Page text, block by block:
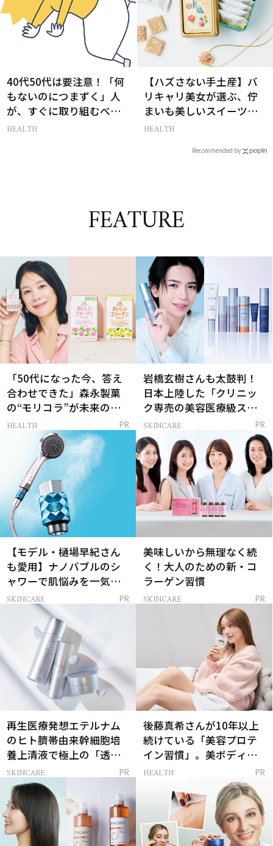
40代50代は要注意！「何
もないのにつまずく」人
が、すぐに取り組むべき
こと5選［医師監修］
HEALTH
【ハズさない手土産】バ
リキャリ美女が選ぶ、佇
まいも美しいスイーツギ
フト3選
HEALTH
Recommended by
FEATURE
「50代になった今、答え
合わせできた」森永製菓
の“モリコラ”が未来のキ
レイを連れてくる！
HEALTH PR
岩橋玄樹さんも太鼓判！
日本上陸した「クリニッ
ク専売の美容医療級スキ
ンケア」
SKINCARE PR
【モデル・樋場早紀さん
も愛用】ナノバブルのシ
ャワーで肌悩みを一気に
解決
SKINCARE PR
美味しいから無理なく続
く！大人のための新・コ
ラーゲン習慣
SKINCARE PR
再生医療発想エテルナム
のヒト臍帯由来幹細胞培
養上清液で極上の「透明
感ハリ肌」へ
SKINCARE PR
後藤真希さんが10年以上
続けている「美容プロテ
イン習慣」。美ボディを
支える朝ルーティンと
HEALTH PR